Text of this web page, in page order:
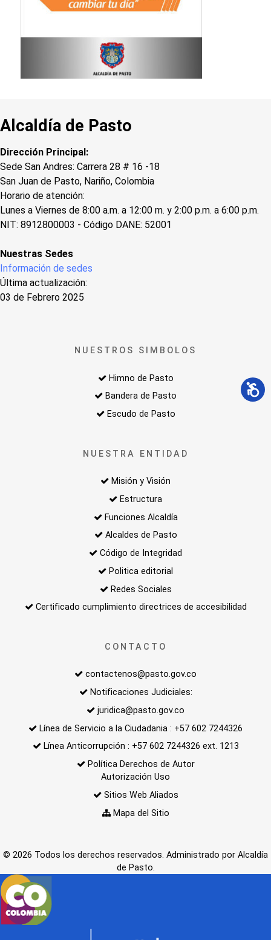
Alcaldía de Pasto
Dirección Principal:
Sede San Andres: Carrera 28 # 16 -18
San Juan de Pasto, Nariño, Colombia
Horario de atención:
Lunes a Viernes de 8:00 a.m. a 12:00 m. y 2:00 p.m. a 6:00 p.m.
NIT: 8912800003 - Código DANE: 52001
Nuestras Sedes
Información de sedes
Última actualización:
03 de Febrero 2025
NUESTROS SIMBOLOS
Himno de Pasto
Bandera de Pasto
Escudo de Pasto
NUESTRA ENTIDAD
Misión y Visión
Estructura
Funciones Alcaldía
Alcaldes de Pasto
Código de Integridad
Politica editorial
Redes Sociales
Certificado cumplimiento directrices de accesibilidad
CONTACTO
contactenos@pasto.gov.co
Notificaciones Judiciales:
juridica@pasto.gov.co
Línea de Servicio a la Ciudadania : +57 602 7244326
Línea Anticorrupción : +57 602 7244326 ext. 1213
Política Derechos de Autor
Autorización Uso
Sitios Web Aliados
Mapa del Sitio
© 2026 Todos los derechos reservados. Administrado por Alcaldía
de Pasto.